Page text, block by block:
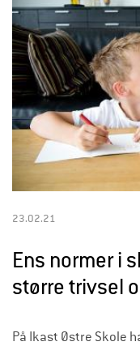
23.02.21
Ens normer i
større trivsel
På Ikast Østre Skole